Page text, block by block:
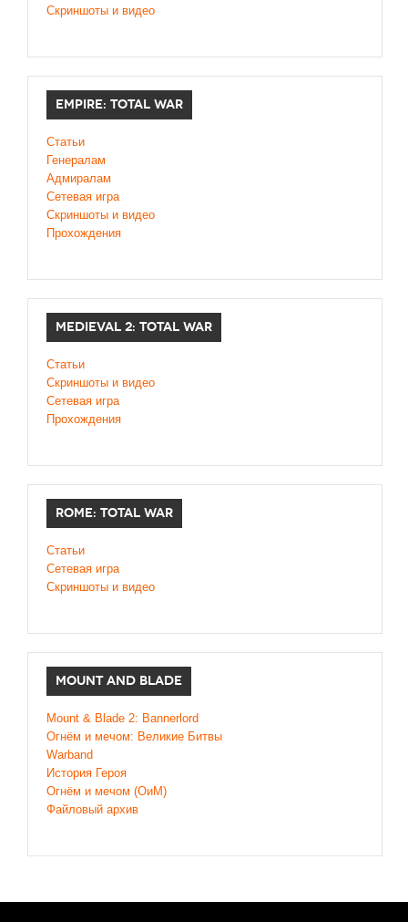
Скриншоты и видео
EMPIRE: TOTAL WAR
Статьи
Генералам
Адмиралам
Сетевая игра
Скриншоты и видео
Прохождения
MEDIEVAL 2: TOTAL WAR
Статьи
Скриншоты и видео
Сетевая игра
Прохождения
ROME: TOTAL WAR
Статьи
Сетевая игра
Скриншоты и видео
MOUNT AND BLADE
Mount & Blade 2: Bannerlord
Огнём и мечом: Великие Битвы
Warband
История Героя
Огнём и мечом (ОиМ)
Файловый архив